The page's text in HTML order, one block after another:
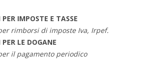
IMPOSTE E TASSE
rimborsi di imposte Iva, Irpef.
LE DOGANE
il pagamento periodico